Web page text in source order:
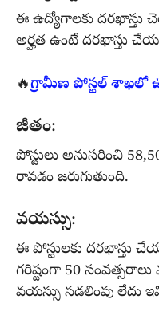
ఈ ఉద్యోగాలకు దరఖాస్తు
అర్హత ఉంటే దరఖాస్తు
🔥గ్రామీణ పోస్టల్ శాఖలో
జీతం:
పోస్టులు అనుసరించి
రావడం జరుగుతుంది.
వయస్సు:
ఈ పోస్టులకు దరఖాస్తు
గరిష్టంగా 50
వయస్సు సడలింపు లేదు